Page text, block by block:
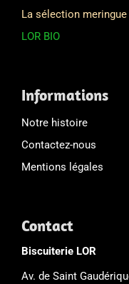
La sélection meringue
LOR BIO
Informations
Notre histoire
Contactez-nous
Mentions légales
Contact
Biscuiterie LOR
Av. de Saint